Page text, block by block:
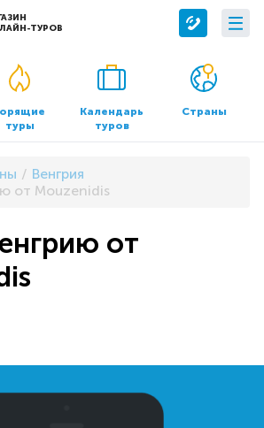
ТУРОВ
О компании
О нас
Контакты
Документы и реквизиты
туры
Календарь
туров
Страны
Венгрия
от Mouzenidis
от